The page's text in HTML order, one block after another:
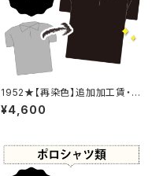
1952★【再染色】追加加工賃・
黒染め
¥4,600